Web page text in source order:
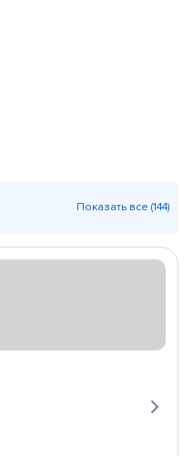
Показать все (144)